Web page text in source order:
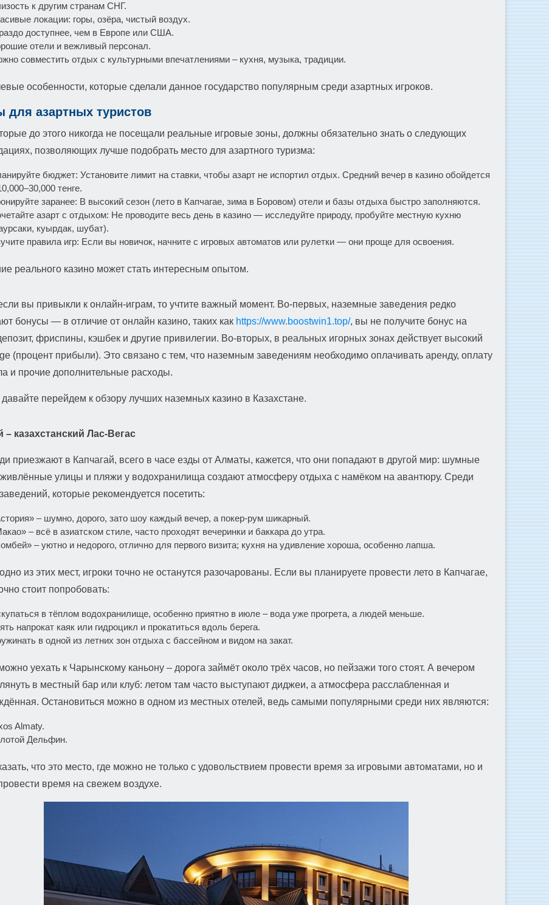
к другим странам СНГ.
локации: горы, озёра, чистый воздух.
доступнее, чем в Европе или США.
отели и вежливый персонал.
совместить отдых с культурными впечатлениями – кухня, музыка, традиции.
особенности, которые сделали данное государство популярным среди азартных игроков.
для азартных туристов
до этого никогда не посещали реальные игровые зоны, должны обязательно знать о следующих
позволяющих лучше подобрать место для азартного туризма:
бюджет: Установите лимит на ставки, чтобы азарт не испортил отдых. Средний вечер в казино обойдется
тенге.
заранее: В высокий сезон (лето в Капчагае, зима в Боровом) отели и базы отдыха быстро заполняются.
азарт с отдыхом: Не проводите весь день в казино — исследуйте природу, пробуйте местную кухню
куырдак, шубат).
правила игр: Если вы новичок, начните с игровых автоматов или рулетки — они проще для освоения.
реального казино может стать интересным опытом.
вы привыкли к онлайн-играм, то учтите важный момент. Во-первых, наземные заведения редко
бонусы — в отличие от онлайн казино, таких как https://www.boostwin1.top/, вы не получите бонус на
фриспины, кэшбек и другие привилегии. Во-вторых, в реальных игорных зонах действует высокий
(процент прибыли). Это связано с тем, что наземным заведениям необходимо оплачивать аренду, оплату
и прочие дополнительные расходы.
перейдем к обзору лучших наземных казино в Казахстане.
– казахстанский Лас-Вегас
приезжают в Капчагай, всего в часе езды от Алматы, кажется, что они попадают в другой мир: шумные
улицы и пляжи у водохранилища создают атмосферу отдыха с намёком на авантюру. Среди
которые рекомендуется посетить:
– шумно, дорого, зато шоу каждый вечер, а покер-рум шикарный.
– всё в азиатском стиле, часто проходят вечеринки и баккара до утра.
– уютно и недорого, отлично для первого визита; кухня на удивление хороша, особенно лапша.
из этих мест, игроки точно не останутся разочарованы. Если вы планируете провести лето в Капчагае,
стоит попробовать:
в тёплом водохранилище, особенно приятно в июле – вода уже прогрета, а людей меньше.
напрокат каяк или гидроцикл и прокатиться вдоль берега.
в одной из летних зон отдыха с бассейном и видом на закат.
уехать к Чарынскому каньону – дорога займёт около трёх часов, но пейзажи того стоят. А вечером
в местный бар или клуб: летом там часто выступают диджеи, а атмосфера расслабленная и
Остановиться можно в одном из местных отелей, ведь самыми популярными среди них являются:
Almaty.
Дельфин.
что это место, где можно не только с удовольствием провести время за игровыми автоматами, но и
время на свежем воздухе.